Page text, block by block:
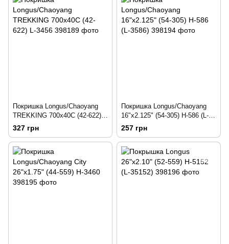
Покришка Longus/Chaoyang
TREKKING 700x40C (42-622)
L-3456
327 грн
Покришка Longus/Chaoyang
16"x2.125" (54-305) H-586 (L-
3586)
257 грн